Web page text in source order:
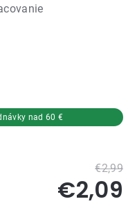
nad 60 €
€2,99
€2,09